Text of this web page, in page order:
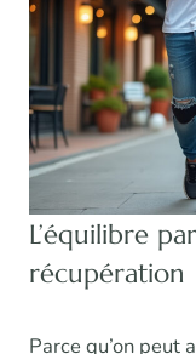
L’équilibre
récupération
Parce qu’on peut